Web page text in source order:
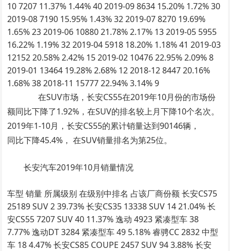
10 7207 11.37% 1.44% 40 2019-09 8634 15.20% 1.72% 30
2019-08 7190 15.95% 1.43% 32 2019-07 8270 19.69%
1.65% 23 2019-06 10880 21.78% 2.17% 13 2019-05 5955
16.22% 1.19% 32 2019-04 5918 18.20% 1.18% 41 2019-03
12152 20.58% 2.42% 15 2019-02 10476 22.95% 2.09% 8
2019-01 13464 19.28% 2.68% 12 2018-12 8447 20.16%
1.68% 38 2018-11 15777 22.94% 3.14% 9
在SUV市场，长安CS55在2019年10月份的市场份
额同比下降了1.92%，在SUV的排名较上月下降10个名次。
2019年1-10月，长安CS55的累计销量达到90146辆，
同比下降45.4%， 在SUV销量排名为第25位。
长安汽车2019年10月销量情况
车型 销量 所属级别 在级别中排名 占该厂商份额 长安CS75
25189 SUV 2 39.73% 长安CS35 13338 SUV 14 21.04% 长
安CS55 7207 SUV 40 11.37% 逸动 4923 紧凑型车 38
7.77% 逸动DT 3284 紧凑型车 49 5.18% 睿骋CC 2832 中型
车 18 4.47% 长安CS85 COUPE 2457 SUV 94 3.88% 长安